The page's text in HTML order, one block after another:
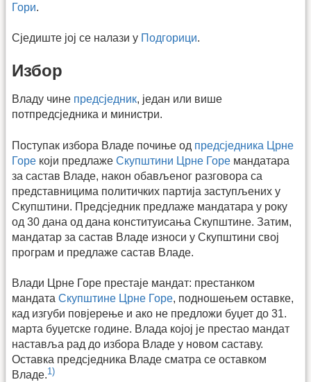
Гори.
Сједиште јој се налази у Подгорици.
Избор
Владу чине предсједник, један или више
потпредсједника и министри.
Поступак избора Владе почиње од предсједника Црне
Горе који предлаже Скупштини Црне Горе мандатара
за састав Владе, након обављеног разговора са
представницима политичких партија заступљених у
Скупштини. Предсједник предлаже мандатара у року
од 30 дана од дана конституисања Скупштине. Затим,
мандатар за састав Владе износи у Скупштини свој
програм и предлаже састав Владе.
Влади Црне Горе престаје мандат: престанком
мандата Скупштине Црне Горе, подношењем оставке,
кад изгуби повјерење и ако не предложи буџет до 31.
марта буџетске године. Влада којој је престао мандат
наставља рад до избора Владе у новом саставу.
Оставка предсједника Владе сматра се оставком
Владе.1)